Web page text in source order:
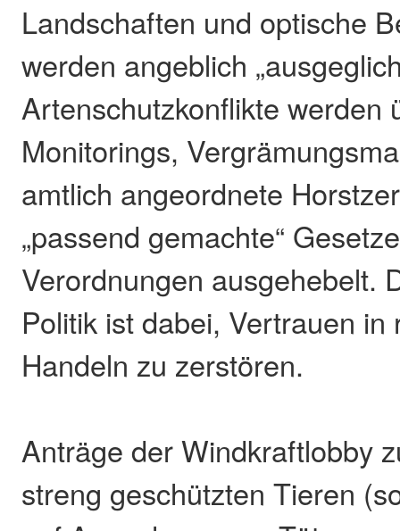
Landschaften und optische
werden angeblich
Artenschutzkonflikte werden
Monitorings,
amtlich angeordnete
„passend gemachte“
Verordnungen ausgehebelt.
Politik ist dabei, Vertrauen in
Handeln zu zerstören.
Anträge der Windkraftlobby
streng geschützten Tieren